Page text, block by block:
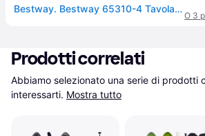
Bestway. Bestway 65310-4 Tavola Da Sup/kayak Gonfiabile Freesoul Tech Da 340x89 Cm Tavola Stand Up Paddle Ritiro Gratis - verde - Senza taglia
O 3
Prodotti correlati
Abbiamo selezionato una serie di prodotti
interessarti. Mostra tutto